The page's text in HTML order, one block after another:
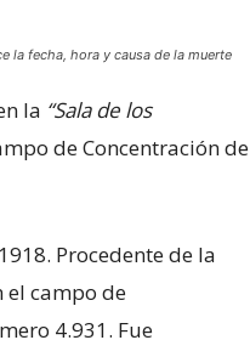
la fecha, hora y causa de la muerte
la “Sala de los
de Concentración de
Procedente de la
el campo de
4.931. Fue